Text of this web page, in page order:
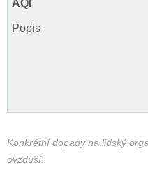
Konkrétní dopady na lidský
ovzduší.